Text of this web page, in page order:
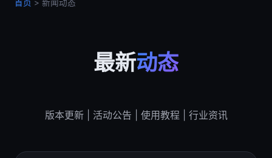
首页 > 新闻动态
最新动态
版本更新 | 活动公告 | 使用教程 | 行业资讯